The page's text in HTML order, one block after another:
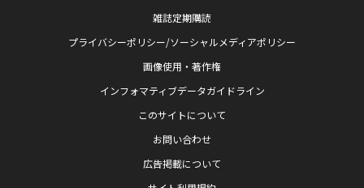
雑誌定期購読
プライバシーポリシー/ソーシャルメディアポリシー
画像使用・著作権
インフォマティブデータガイドライン
このサイトについて
お問い合わせ
広告掲載について